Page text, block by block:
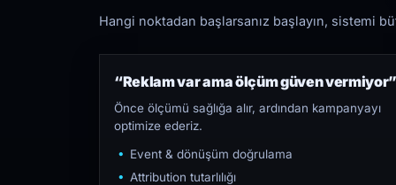
Hangi noktadan başlarsanız başlayın, sistemi
“Reklam var ama ölçüm güven
Önce ölçümü sağlığa alır, ardından kampanyayı
optimize ederiz.
Event & dönüşüm doğrulama
Attribution tutarlılığı